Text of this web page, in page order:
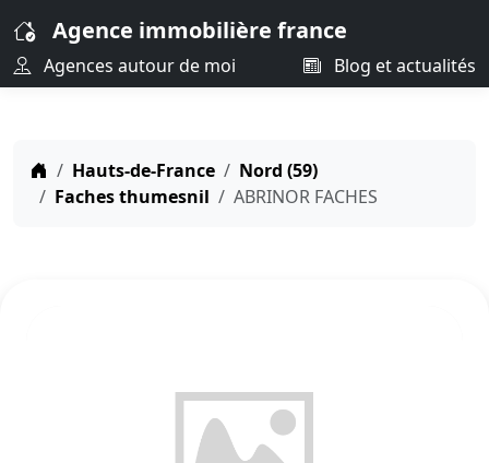
Agence immobilière france
Agences autour de moi Blog et actualités
Hauts-de-France
Nord (59)
Faches thumesnil
ABRINOR FACHES